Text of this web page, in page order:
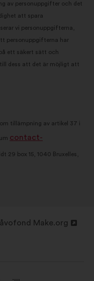
av personuppgifter och det
att spara
vi personuppgifterna,
personuppgifterna har
ett säkert sätt och
dess att det är möjligt att
tillämpning av artikel 37 i
contact-
29 box 15, 1040 Bruxelles,
Make.org